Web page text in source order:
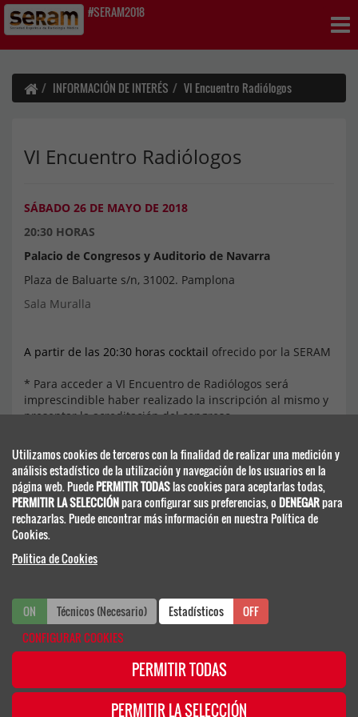
#SERAM2018
INFORMACIÓN DE INTERÉS VI Encuentro Radiólogos
VI Encuentro Radiólogos
SÁBADO 26 DE MAYO DE 2018
20:30 HORAS
Palacio de Congresos y Auditorio de Navarra
Plaza de Baluarte s/n, 31002. Pamplona
Sala Muralla
A partir de las 20:30 horas cocktail ofrecido por la SERAM
* Para acceder a VI Encuentro de Radiólogos será
imprescindible haber realizado la inscripción al mismo y
presentar la acreditación del congreso.
Secretaría Científico-Técnica
seram.expo@viajeseci.es
Utilizamos cookies de terceros con la finalidad de realizar una medición y
análisis estadístico de la utilización y navegación de los usuarios en la
página web. PuedePERMITIR TODASlas cookies para aceptarlas todas,
PERMITIR LA SELECCIÓNpara configurar sus preferencias, o DENEGARpara
rechazarlas. Puede encontrar más información en nuestra Política de
Cookies.
Politica de Cookies
ON Técnicos (Necesario) OFF
ON Estadísticos
OFF
CONFIGURAR COOKIES
PERMITIR TODAS
PERMITIR LA SELECCIÓN